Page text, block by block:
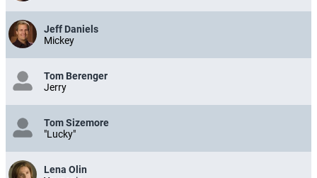
Jeff Daniels
Mickey
Tom Berenger
Jerry
Tom Sizemore
"Lucky"
Lena Olin